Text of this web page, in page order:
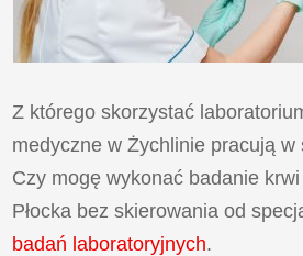
Z którego skorzystać
medyczne w Żychlinie pracują
Czy mogę wykonać badanie krwi
Płocka bez skierowania od
badań laboratoryjnych.